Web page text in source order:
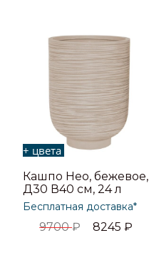
+ цвета
Кашпо Нео, бежевое,
Д30 В40 см, 24 л
Бесплатная доставка*
9700₽ 8245₽